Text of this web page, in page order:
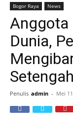
Bogor Raya News
‎Anggota
Dunia,
Penulis admin - Mei